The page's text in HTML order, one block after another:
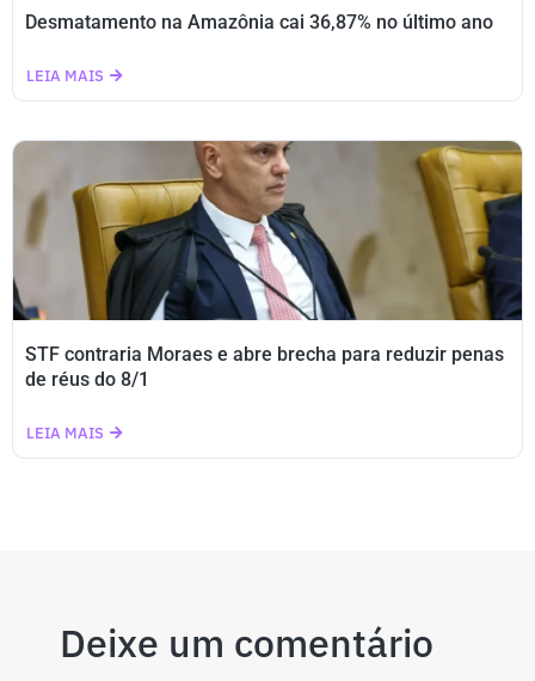
Desmatamento na Amazônia cai 36,87% no último ano
LEIA MAIS
STF contraria Moraes e abre brecha para reduzir penas
de réus do 8/1
LEIA MAIS
Deixe um comentário